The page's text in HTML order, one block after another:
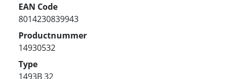
EAN Code
8014230839943
Productnummer
14930532
Type
1493B 32